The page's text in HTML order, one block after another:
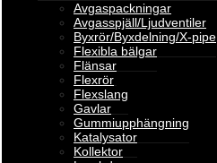
Avgaspackningar
Avgasspjäll/Ljudventiler
Byxrör/Byxdelning/X-pipe
Flexibla bälgar
Flänsar
Flexrör
Flexslang
Gavlar
Gummiupphängning
Katalysator
Kollektor